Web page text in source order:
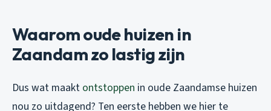
Waarom oude huizen in
Zaandam zo lastig zijn
Dus wat maakt ontstoppen in oude Zaandamse huizen
nou zo uitdagend? Ten eerste hebben we hier te